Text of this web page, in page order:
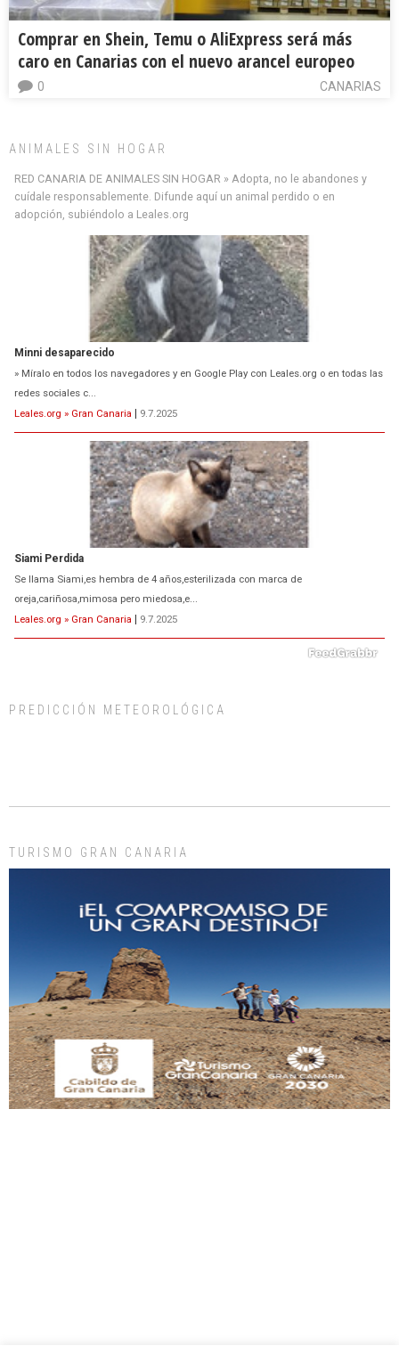
Comprar en Shein, Temu o AliExpress será más
caro en Canarias con el nuevo arancel europeo
CANARIAS
0
ANIMALES SIN HOGAR
RED CANARIA DE ANIMALES SIN HOGAR » Adopta, no le abandones y
cuídale responsablemente. Difunde aquí un animal perdido o en
adopción, subiéndolo a Leales.org
Minni desaparecido
» Míralo en todos los navegadores y en Google Play con Leales.org o en todas las
redes sociales c...
Leales.org » Gran Canaria | 9.7.2025
Siami Perdida
Se llama Siami,es hembra de 4 años,esterilizada con marca de
oreja,cariñosa,mimosa pero miedosa,e...
Leales.org » Gran Canaria | 9.7.2025
días, ella incluida...
Gato manso encontrado
Este gato macho ha aparecido en la calle hace menos de un mes, es muy
manso y extremadamente cari...
Leales.org » Gran Canaria | 9.7.2025
PREDICCIÓN METEOROLÓGICA
TURISMO GRAN CANARIA